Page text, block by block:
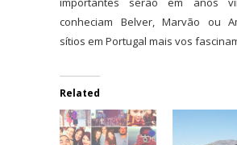
conheciam Belver, Marvão ou
sítios em Portugal mais vos
Related